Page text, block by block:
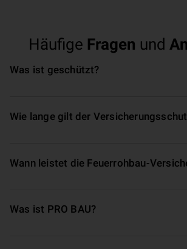
Häufige Fragen und
Was ist geschützt?
Wie lange gilt der
Wann leistet die Feuerrohbau­-
Was ist PRO BAU?